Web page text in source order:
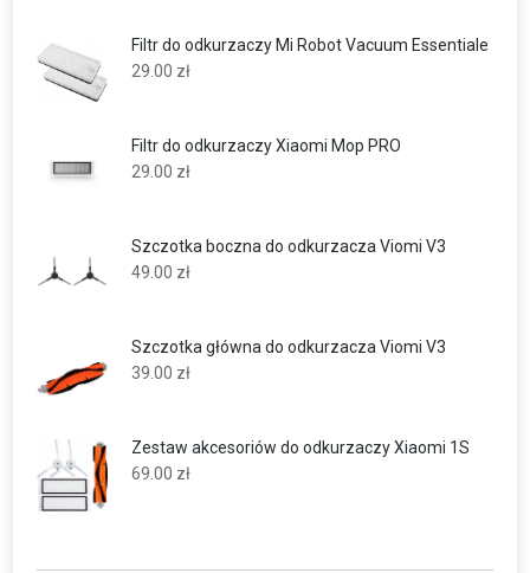
Filtr do odkurzaczy Mi Robot Vacuum Essentiale
29.00 zł
Filtr do odkurzaczy Xiaomi Mop PRO
29.00 zł
Szczotka boczna do odkurzacza Viomi V3
49.00 zł
Szczotka główna do odkurzacza Viomi V3
39.00 zł
Zestaw akcesoriów do odkurzaczy Xiaomi 1S
69.00 zł